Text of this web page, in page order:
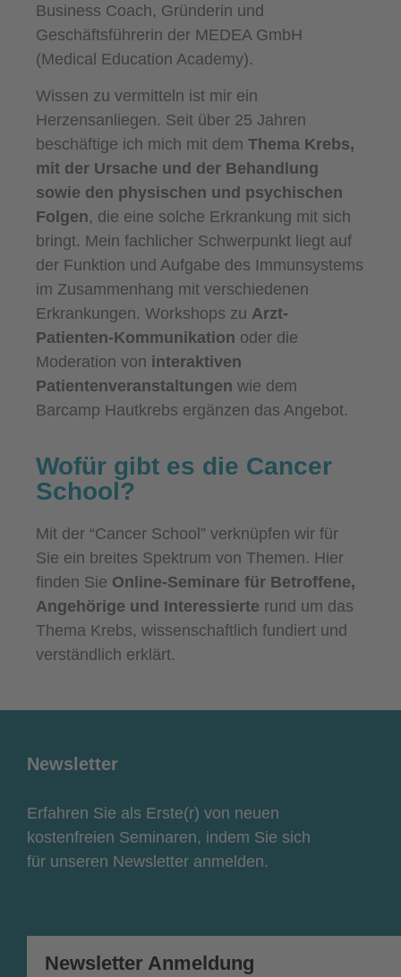
Business Coach, Gründerin und
Geschäftsführerin der MEDEA GmbH
(Medical Education Academy).
Wissen zu vermitteln ist mir ein
Herzensanliegen. Seit über 25 Jahren
beschäftige ich mich mit dem Thema Krebs,
mit der Ursache und der Behandlung
sowie den physischen und psychischen
Folgen, die eine solche Erkrankung mit sich
bringt. Mein fachlicher Schwerpunkt liegt auf
der Funktion und Aufgabe des Immunsystems
im Zusammenhang mit verschiedenen
Erkrankungen. Workshops zu Arzt-
Patienten-Kommunikation oder die
Moderation von interaktiven
Patientenveranstaltungen wie dem
Barcamp Hautkrebs ergänzen das Angebot.
Wofür gibt es die Cancer
School?
Mit der “Cancer School” verknüpfen wir für
Sie ein breites Spektrum von Themen. Hier
finden Sie Online-Seminare für Betroffene,
Angehörige und Interessierte rund um das
Thema Krebs, wissenschaftlich fundiert und
verständlich erklärt.
Newsletter
Erfahren Sie als Erste(r) von neuen
kostenfreien Seminaren, indem Sie sich
für unseren Newsletter anmelden.
Newsletter Anmeldung